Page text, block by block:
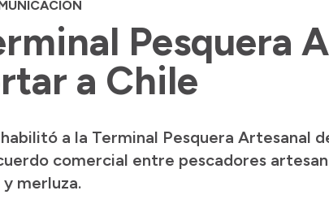
Pesquera
a Chile
habilitó a la Terminal Pesquera Artesanal
comercial entre pescadores
merluza.